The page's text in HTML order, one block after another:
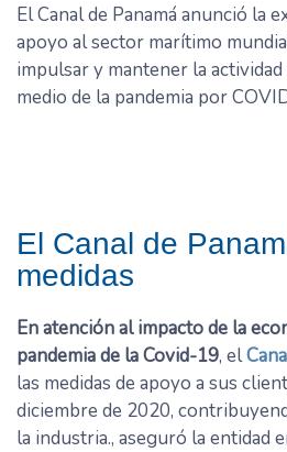
El Canal de Panamá anunció la
apoyo al sector marítimo
impulsar y mantener la
medio de la pandemia por
El Canal de
medidas
En atención al impacto de la
pandemia de la Covid-19, el
las medidas de apoyo a sus
diciembre de 2020,
la industria., aseguró la entidad